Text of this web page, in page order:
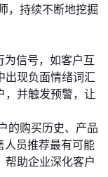
，持续不断地挖掘
为信号，如客户互
出现负面情绪词汇
，并触发预警，让
的购买历史、产品
人员推荐最有可能
帮助企业深化客户